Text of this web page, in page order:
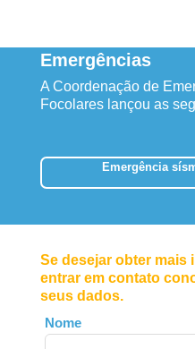
Emergências
A Coordenação de
Focolares lançou as
Emergência
Se desejar obter mais
entrar em contato
seus dados.
Leave
this
Nome